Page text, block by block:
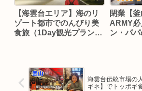
【海雲台エリア】海のリ
ゾート都市でのんびり美
食旅（1Day観光プランあ
閉業【釜
ARMY必
ン・パ
海雲台伝統市場の
ギネ】でトッポギ